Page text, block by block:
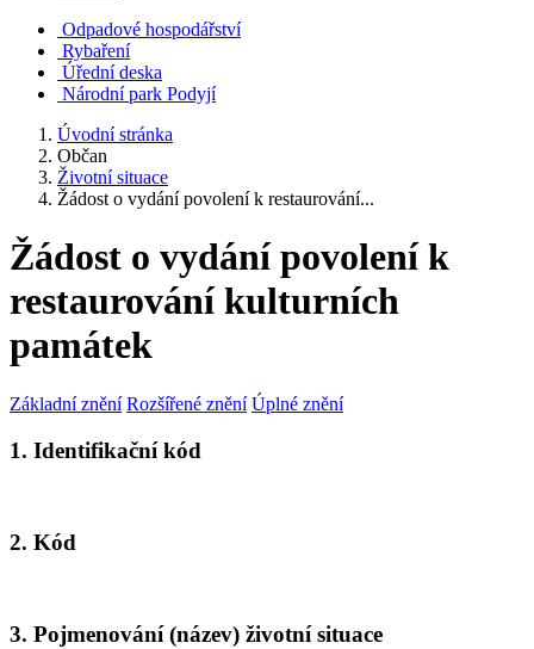
Odpadové hospodářství
Rybaření
Úřední deska
Národní park Podyjí
Úvodní stránka
Občan
Životní situace
Žádost o vydání povolení k restaurování...
Žádost o vydání povolení k
restaurování kulturních
památek
Základní znění Rozšířené znění Úplné znění
1. Identifikační kód
2. Kód
3. Pojmenování (název) životní situace